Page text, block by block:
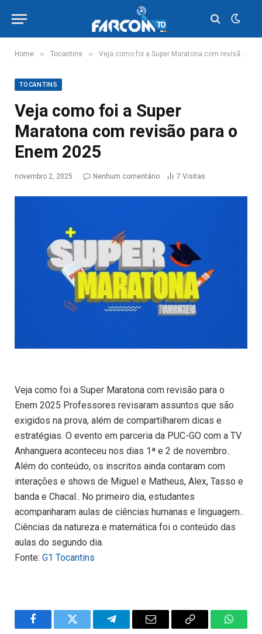
Home » Tocantins » Veja como foi a Super Maratona com revisão para o Enem 2025
TOCANTINS
Veja como foi a Super
Maratona com revisão para o
Enem 2025
novembro 2, 2025 Nenhum comentário 7 Visitas
Veja como foi a Super Maratona com revisão para o
Enem 2025 Professores revisaram assuntos que são
exigidos na prova, além de compartilharem dicas e
estratégias. O evento em parceria da PUC-GO com a TV
Anhanguera aconteceu nos dias 1ª e 2 de novembro..
Além do conteúdo, os inscritos ainda contaram com
interações e shows de Miguel e Matheus, Alex, Tasso e
banda e Chacal.. No primeiro dia, estudantes
acompanharam aulas de ciências humanas e linguagem..
Ciências da natureza e matemática foi o conteúdo das
aulas do segundo dia.
Fonte: G1 Tocantins
FacebookTwitter TelegramEmail
Copy